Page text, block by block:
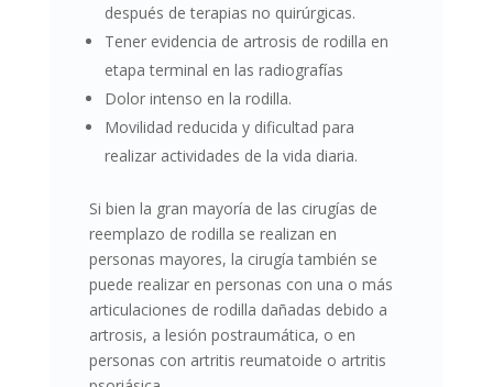
después de terapias no quirúrgicas.
Tener evidencia de artrosis de rodilla en
etapa terminal en las radiografías
Dolor intenso en la rodilla.
Movilidad reducida y dificultad para
realizar actividades de la vida diaria.
Si bien la gran mayoría de las cirugías de
reemplazo de rodilla se realizan en
personas mayores, la cirugía también se
puede realizar en personas con una o más
articulaciones de rodilla dañadas debido a
artrosis, a lesión postraumática, o en
personas con artritis reumatoide o artritis